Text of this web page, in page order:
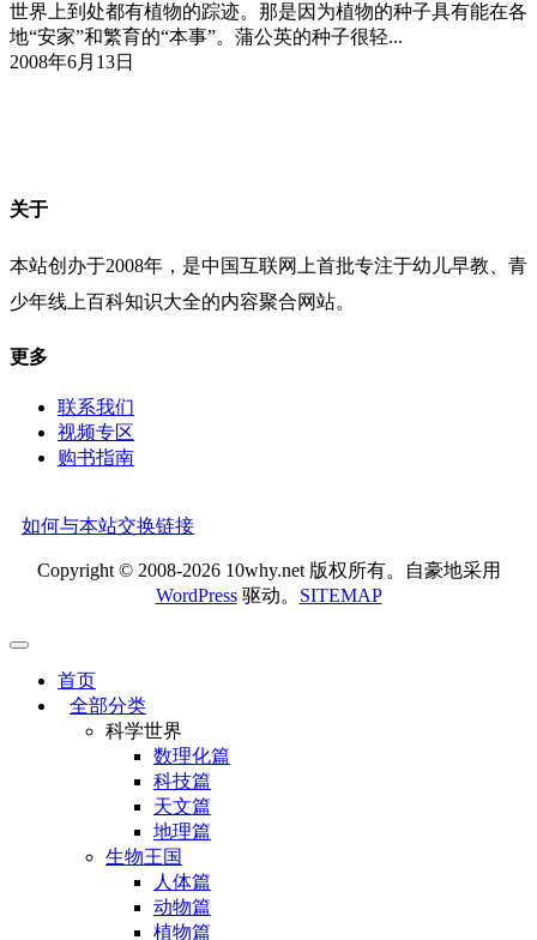
世界上到处都有植物的踪迹。那是因为植物的种子具有能在各
地“安家”和繁育的“本事”。蒲公英的种子很轻...
2008年6月13日
关于
本站创办于2008年，是中国互联网上首批专注于幼儿早教、青
少年线上百科知识大全的内容聚合网站。
更多
联系我们
视频专区
购书指南
如何与本站交换链接
Copyright © 2008-2026 10why.net 版权所有。自豪地采用
WordPress驱动。 SITEMAP
首页
全部分类
科学世界
数理化篇
科技篇
天文篇
地理篇
生物王国
人体篇
动物篇
植物篇